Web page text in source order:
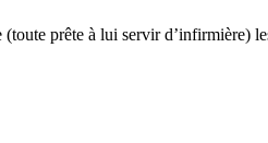
prête à lui servir d’infirmière)